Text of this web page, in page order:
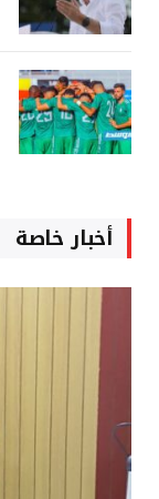
أخبار خاصة